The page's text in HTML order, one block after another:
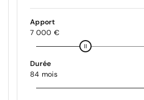
Apport
7 000 €
Durée
84 mois